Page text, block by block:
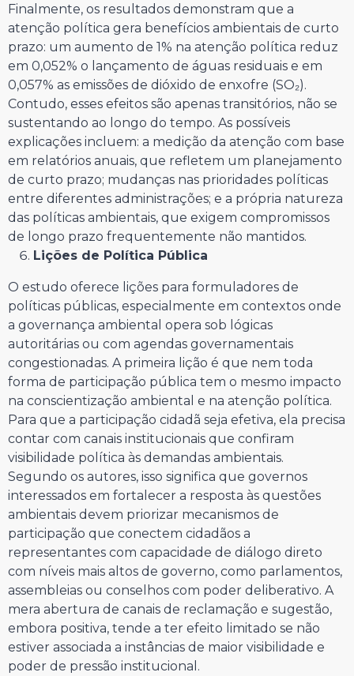
Finalmente, os resultados demonstram que a
atenção política gera benefícios ambientais de curto
prazo: um aumento de 1% na atenção política reduz
em 0,052% o lançamento de águas residuais e em
0,057% as emissões de dióxido de enxofre (SO₂).
Contudo, esses efeitos são apenas transitórios, não se
sustentando ao longo do tempo. As possíveis
explicações incluem: a medição da atenção com base
em relatórios anuais, que refletem um planejamento
de curto prazo; mudanças nas prioridades políticas
entre diferentes administrações; e a própria natureza
das políticas ambientais, que exigem compromissos
de longo prazo frequentemente não mantidos.
Lições de Política Pública
O estudo oferece lições para formuladores de
políticas públicas, especialmente em contextos onde
a governança ambiental opera sob lógicas
autoritárias ou com agendas governamentais
congestionadas. A primeira lição é que nem toda
forma de participação pública tem o mesmo impacto
na conscientização ambiental e na atenção política.
Para que a participação cidadã seja efetiva, ela precisa
contar com canais institucionais que confiram
visibilidade política às demandas ambientais.
Segundo os autores, isso significa que governos
interessados em fortalecer a resposta às questões
ambientais devem priorizar mecanismos de
participação que conectem cidadãos a
representantes com capacidade de diálogo direto
com níveis mais altos de governo, como parlamentos,
assembleias ou conselhos com poder deliberativo. A
mera abertura de canais de reclamação e sugestão,
embora positiva, tende a ter efeito limitado se não
estiver associada a instâncias de maior visibilidade e
poder de pressão institucional.